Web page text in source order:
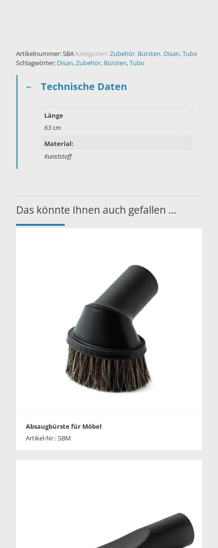
Artikelnummer:SBA Kategorien: Zubehör, Bürsten, Disan, Tubo
Schlagwörter: Disan,Zubehör, Bürsten,Tubo
Technische Daten
Länge
63 cm
Material:
Kunststoff
Das könnte Ihnen auch gefallen …
Absaugbürste für Möbel
Artikel-Nr.: SBM